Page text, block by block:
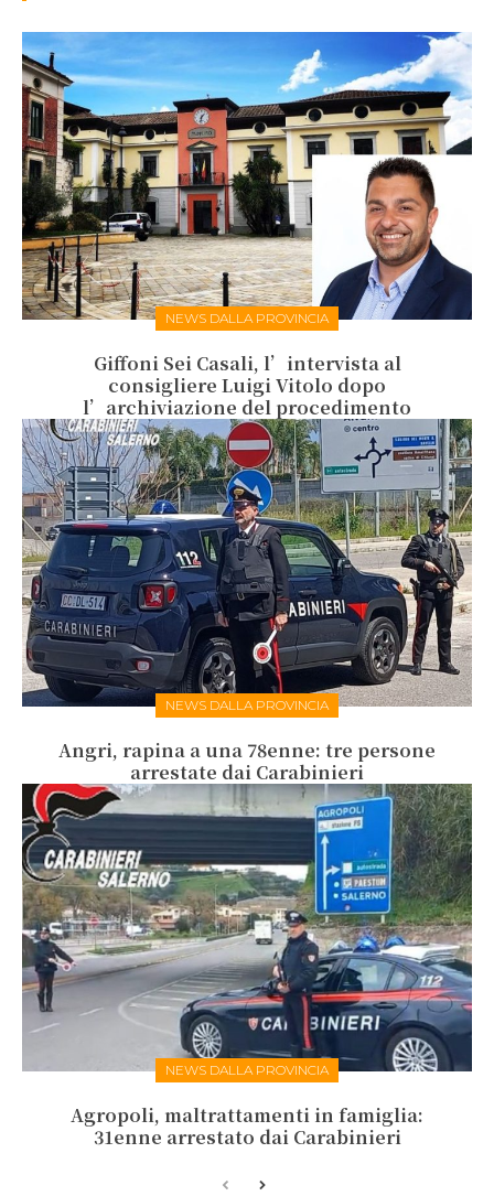
NEWS DALLA PROVINCIA
Giffoni Sei Casali, l’intervista al
consigliere Luigi Vitolo dopo
l’archiviazione del procedimento
NEWS DALLA PROVINCIA
Angri, rapina a una 78enne: tre persone
arrestate dai Carabinieri
NEWS DALLA PROVINCIA
Agropoli, maltrattamenti in famiglia:
31enne arrestato dai Carabinieri